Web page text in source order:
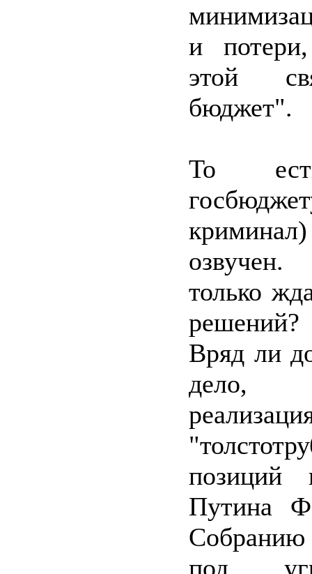
и
этой
бюджет".
То
только
решений?
Вряд ли
дело,
позиций
Путина
под